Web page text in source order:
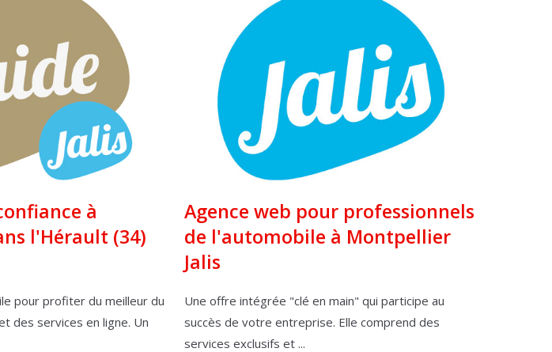
à
l'Hérault (34)
pour profiter du meilleur du
des services en ligne. Un
Agence web pour professionnels
de l'automobile à Montpellier
Jalis
Une offre intégrée "clé en main" qui participe au
succès de votre entreprise. Elle comprend des
services exclusifs et ...